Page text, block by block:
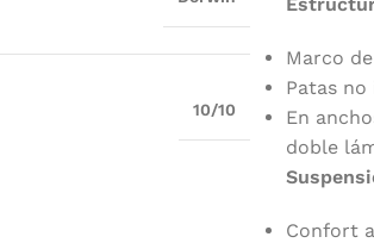
10/10
Marco
Patas no
En
doble
Confort